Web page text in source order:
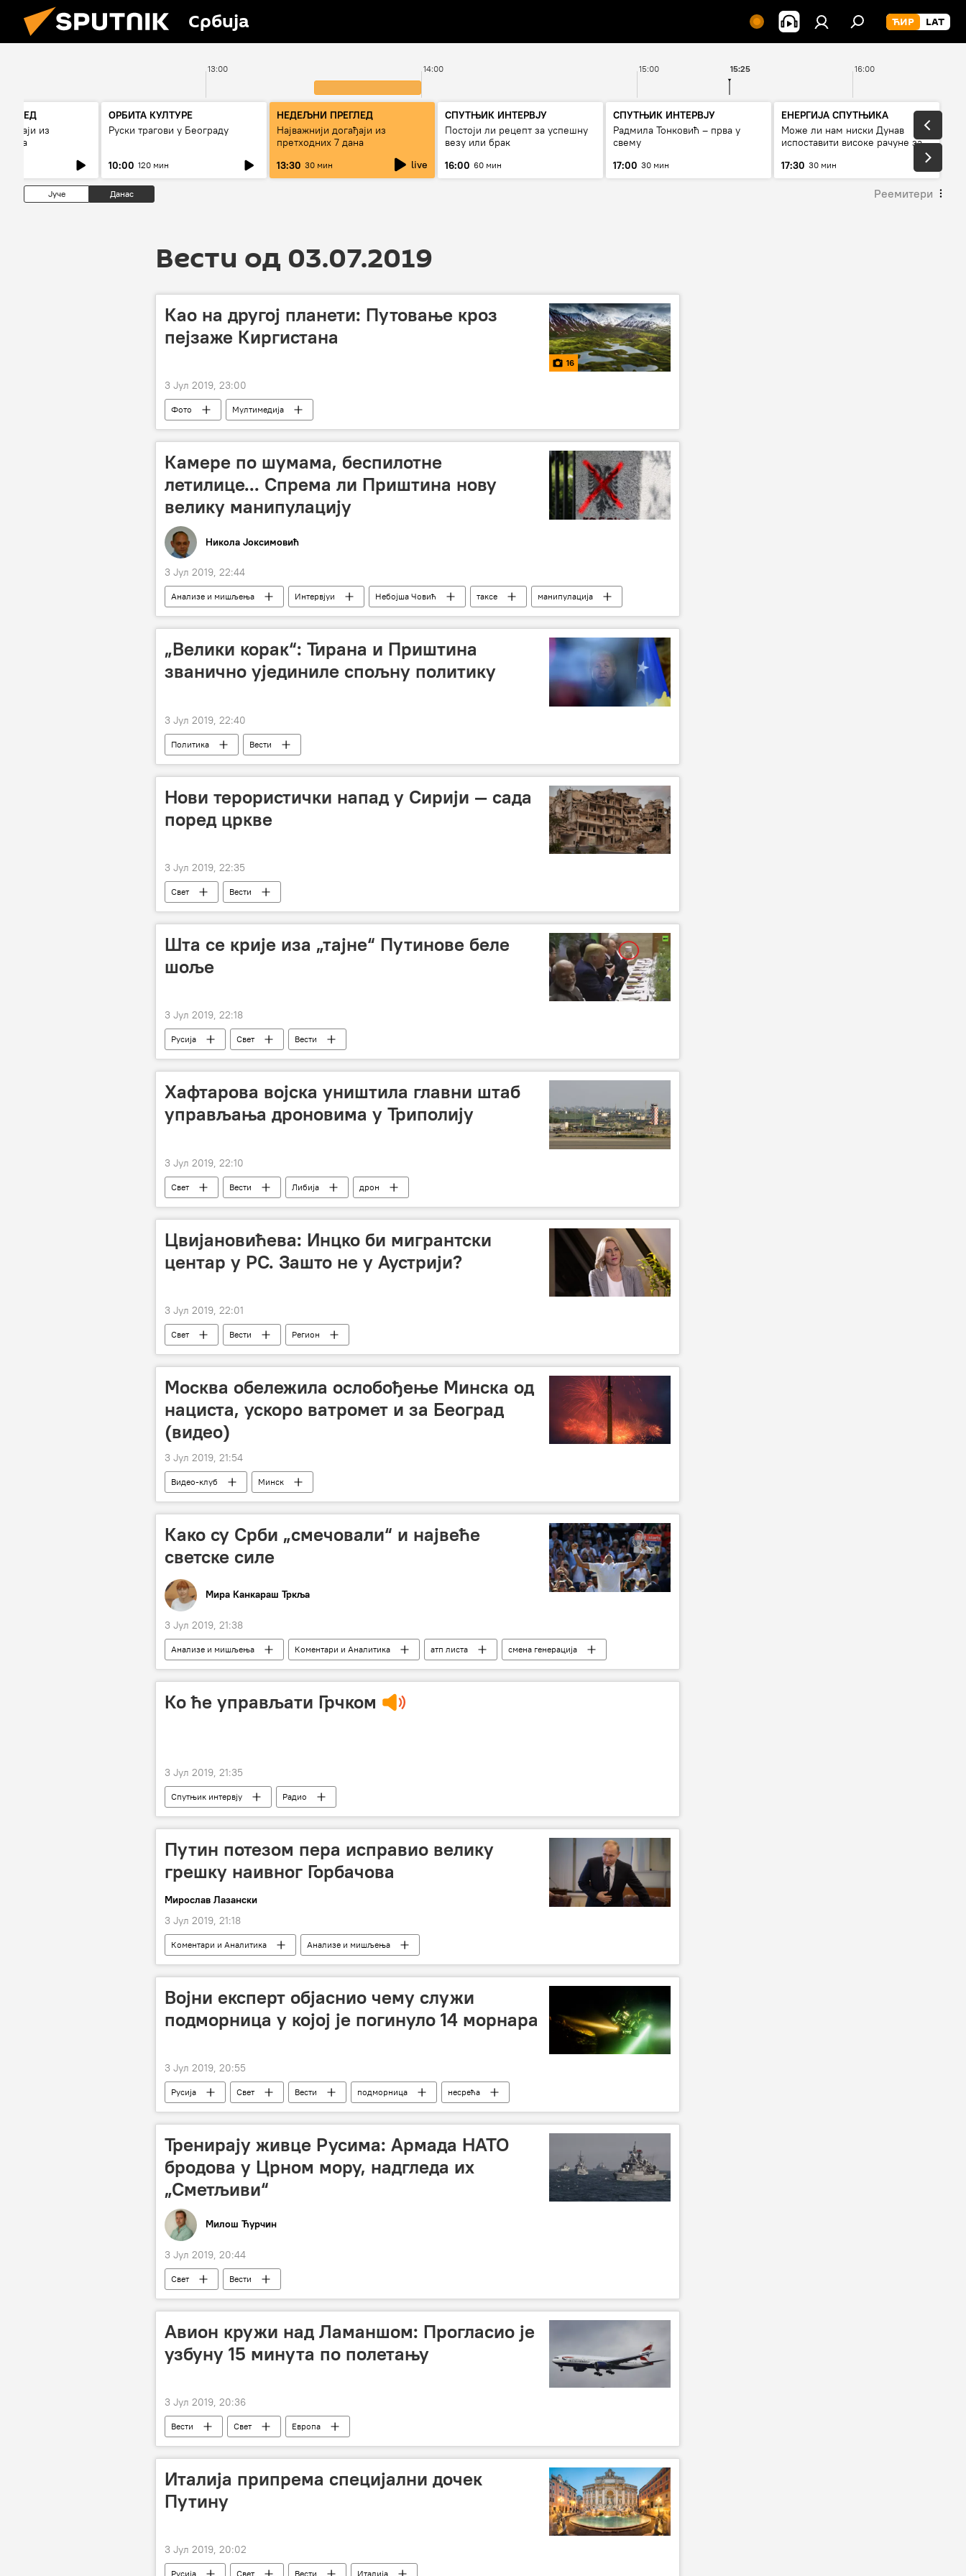
Србија
13:00 14:00 15:00 16:00
15:25
из
дана
ОРБИТА КУЛТУРЕ
Руски трагови у Београду
10:00 120 мин
НЕДЕЉНИ ПРЕГЛЕД
Најважнији догађаји из
претходних 7 дана
13:30 30 мин live
СПУТЊИК ИНТЕРВЈУ
Постоји ли рецепт за успешну
везу или брак
16:00 60 мин
СПУТЊИК ИНТЕРВЈУ
Радмила Тонковић – прва у
свему
17:00 30 мин
ЕНЕРГИЈА СПУТЊИКА
Може ли нам ниски Дунав
испоставити високе рачуне за
17:30 30 мин
Јуче Данас Реемитери
Вести од 03.07.2019
Као на другој планети: Путовање кроз
пејзаже Киргистана
16
3 Јул 2019, 23:00
Фото Мултимедија
Камере по шумама, беспилотне
летилице... Спрема ли Приштина нову
велику манипулацију
Никола Јоксимовић
3 Јул 2019, 22:44
Анализе и мишљења Интервјуи Небојша Човић таксе
манипулација
докази
косовски Албанци камере беспилотне летелице
„Велики корак“: Тирана и Приштина
званично ујединиле спољну политику
3 Јул 2019, 22:40
Политика Вести
Нови терористички напад у Сирији — сада
поред цркве
3 Јул 2019, 22:35
Свет Вести
Шта се крије иза „тајне“ Путинове беле
шоље
3 Јул 2019, 22:18
Русија Свет Вести
Хафтарова војска уништила главни штаб
управљања дроновима у Триполију
3 Јул 2019, 22:10
Свет Вести Либија дрон
Цвијановићева: Инцко би мигрантски
центар у РС. Зашто не у Аустрији?
3 Јул 2019, 22:01
Свет Вести Регион
Москва обележила ослобођење Минска од
нациста, ускоро ватромет и за Београд
(видео)
3 Јул 2019, 21:54
Видео-клуб Минск
Како су Срби „смечовали“ и највеће
светске силе
Мира Канкараш Тркља
3 Јул 2019, 21:38
Анализе и мишљења Коментари и Аналитика атп листа
смена генерација
Тенис
Ко ће управљати Грчком
3 Јул 2019, 21:35
Спутњик интервју Радио
Путин потезом пера исправио велику
грешку наивног Горбачова
Мирослав Лазански
3 Јул 2019, 21:18
Коментари и Аналитика
Анализе и мишљења
Споразум о ракетама средњег и малог домета
Војни експерт објаснио чему служи
подморница у којој је погинуло 14 морнара
3 Јул 2019, 20:55
Русија Свет Вести подморница несрећа
Тренирају живце Русима: Армада НАТО
бродова у Црном мору, надгледа их
„Сметљиви“
Милош Ћурчин
3 Јул 2019, 20:44
Свет Вести
Авион кружи над Ламаншом: Прогласио је
узбуну 15 минута по полетању
3 Јул 2019, 20:36
Вести Свет Европа
Италија припрема специјални дочек
Путину
3 Јул 2019, 20:02
Русија Свет Вести Италија